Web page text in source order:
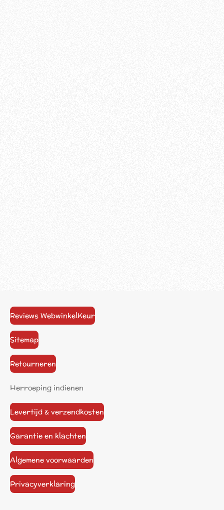
Reviews WebwinkelKeur
Sitemap
Retourneren
Herroeping indienen
Levertijd & verzendkosten
Garantie en klachten
Algemene voorwaarden
Privacyverklaring